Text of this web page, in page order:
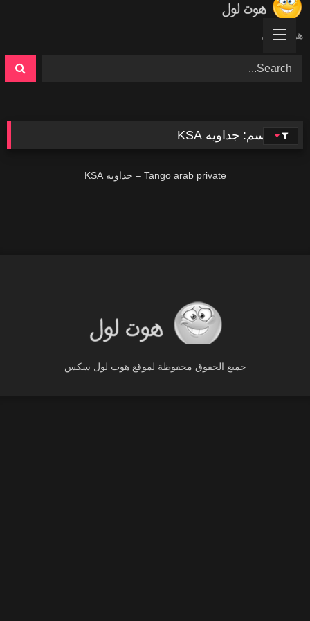
Skip
content
هوت لول
الوسم: جداويه KSA
Tango arab private – جداويه KSA
جميع الحقوق محفوظة لموقع هوت لول سكس